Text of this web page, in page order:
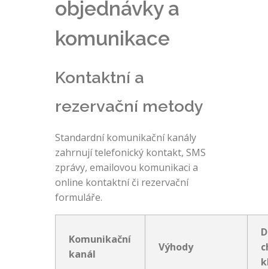
objednávky a
komunikace
Kontaktní a
rezervační metody
Standardní komunikační kanály
zahrnují telefonický kontakt, SMS
zprávy, emailovou komunikaci a
online kontaktní či rezervační
formuláře.
Komunikační
kanál
Výhody